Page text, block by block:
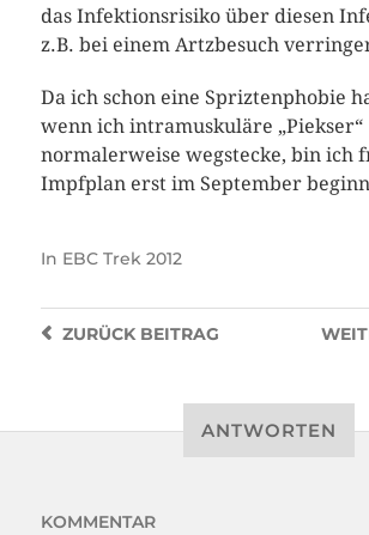
das Infektionsrisiko über diesen
z.B. bei einem Artzbesuch
Da ich schon eine Spriztenphobie
wenn ich intramuskuläre „Piekser“
normalerweise wegstecke, bin ich
Impfplan erst im September
In EBC Trek 2012
ZURÜCKBEITRAG
ANTWORTEN
KOMMENTAR